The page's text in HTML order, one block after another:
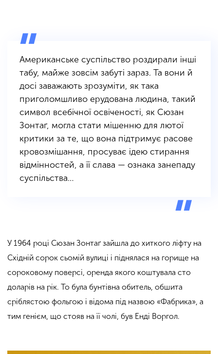
Американське суспільство роздирали інші
табу, майже зовсім забуті зараз. Та вони й
досі заважають зрозуміти, як така
приголомшливо ерудована людина, такий
символ всебічної освіченості, як Сюзан
Зонтаґ, могла стати мішенню для лютої
критики за те, що вона підтримує расове
кровозмішання, просуває ідею стирання
відмінностей, а її слава — ознака занепаду
суспільства…
У 1964 році Сюзан Зонтаґ зайшла до хиткого ліфту на
Східній сорок сьомій вулиці і піднялася на горище на
сороковому поверсі, оренда якого коштувала сто
доларів на рік. То була бунтівна обитель, обшита
сріблястою фольгою і відома під назвою «Фабрика», а
тим генієм, що стояв на її чолі, був Енді Воргол.